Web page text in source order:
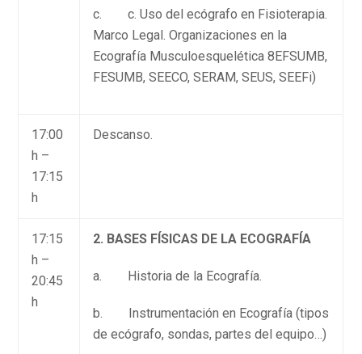
c. c. Uso del ecógrafo en Fisioterapia.
Marco Legal. Organizaciones en la
Ecografía Musculoesquelética 8EFSUMB,
FESUMB, SEECO, SERAM, SEUS, SEEFi)
17:00
h –
17:15
h
Descanso.
17:15
h –
20:45
h
2. BASES FÍSICAS DE LA ECOGRAFÍA
a. Historia de la Ecografía.
b. Instrumentación en Ecografía (tipos
de ecógrafo, sondas, partes del equipo…)